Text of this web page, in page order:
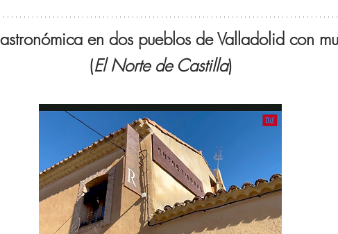
en dos pueblos de Valladolid con
(El Norte de Castilla)